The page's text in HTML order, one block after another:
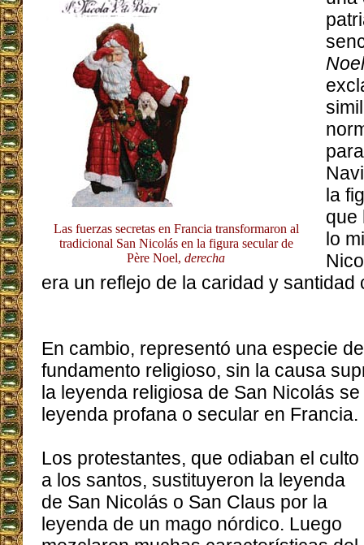
Las fuerzas secretas en Francia transformaron al
tradicional San Nicolás en la figura secular de
Père Noel, derecha
la
que
lo
era un reflejo de la caridad y santidad
En cambio, representó una especie
fundamento religioso, sin la causa
la leyenda religiosa de San Nicolás
leyenda profana o secular en Francia.
Los protestantes, que odiaban el culto
a los santos, sustituyeron la leyenda
de San Nicolás o San Claus por la
leyenda de un mago nórdico. Luego